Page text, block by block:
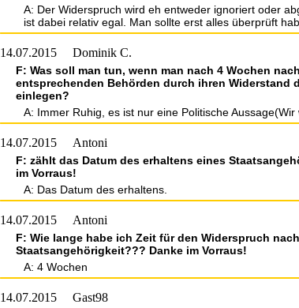
A: Der Widerspruch wird eh entweder ignoriert oder
ist dabei relativ egal. Man sollte erst alles überprüft
14.07.2015 Dominik C.
F: Was soll man tun, wenn man nach 4 Wochen
entsprechenden Behörden durch ihren Widerstand
einlegen?
A: Immer Ruhig, es ist nur eine Politische
14.07.2015 Antoni
F: zählt das Datum des erhaltens eines
im Vorraus!
A: Das Datum des erhaltens.
14.07.2015 Antoni
F: Wie lange habe ich Zeit für den Widerspruch
Staatsangehörigkeit??? Danke im Vorraus!
A: 4 Wochen
14.07.2015 Gast98